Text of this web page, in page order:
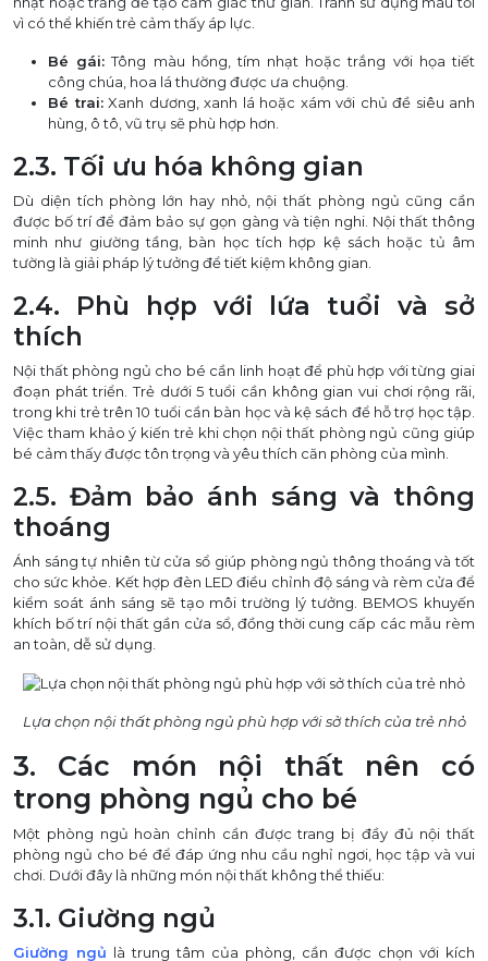
vì có thể khiến trẻ cảm thấy áp lực.
Bé gái: Tông màu hồng, tím nhạt hoặc trắng với họa tiết
công chúa, hoa lá thường được ưa chuộng.
Bé trai:Xanh dương, xanh lá hoặc xám với chủ đề siêu anh
hùng, ô tô, vũ trụ sẽ phù hợp hơn.
2.3. Tối ưu hóa không gian
Dù diện tích phòng lớn hay nhỏ, nội thất phòng ngủ cũng cần
được bố trí để đảm bảo sự gọn gàng và tiện nghi. Nội thất thông
minh như giường tầng, bàn học tích hợp kệ sách hoặc tủ âm
tường là giải pháp lý tưởng để tiết kiệm không gian.
2.4. Phù hợp với lứa tuổi và sở
thích
Nội thất phòng ngủ cho bé cần linh hoạt để phù hợp với từng giai
đoạn phát triển. Trẻ dưới 5 tuổi cần không gian vui chơi rộng rãi,
trong khi trẻ trên 10 tuổi cần bàn học và kệ sách để hỗ trợ học tập.
Việc tham khảo ý kiến trẻ khi chọn nội thất phòng ngủ cũng giúp
bé cảm thấy được tôn trọng và yêu thích căn phòng của mình.
2.5. Đảm bảo ánh sáng và thông
thoáng
Ánh sáng tự nhiên từ cửa sổ giúp phòng ngủ thông thoáng và tốt
cho sức khỏe. Kết hợp đèn LED điều chỉnh độ sáng và rèm cửa để
kiểm soát ánh sáng sẽ tạo môi trường lý tưởng. BEMOS khuyến
khích bố trí nội thất gần cửa sổ, đồng thời cung cấp các mẫu rèm
an toàn, dễ sử dụng.
Lựa chọn nội thất phòng ngủ phù hợp với sở thích của trẻ nhỏ
3. Các món nội thất nên có
trong phòng ngủ cho bé
Một phòng ngủ hoàn chỉnh cần được trang bị đầy đủ nội thất
phòng ngủ cho bé để đáp ứng nhu cầu nghỉ ngơi, học tập và vui
chơi. Dưới đây là những món nội thất không thể thiếu:
3.1. Giường ngủ
Giường ngủ là trung tâm của phòng, cần được chọn với kích